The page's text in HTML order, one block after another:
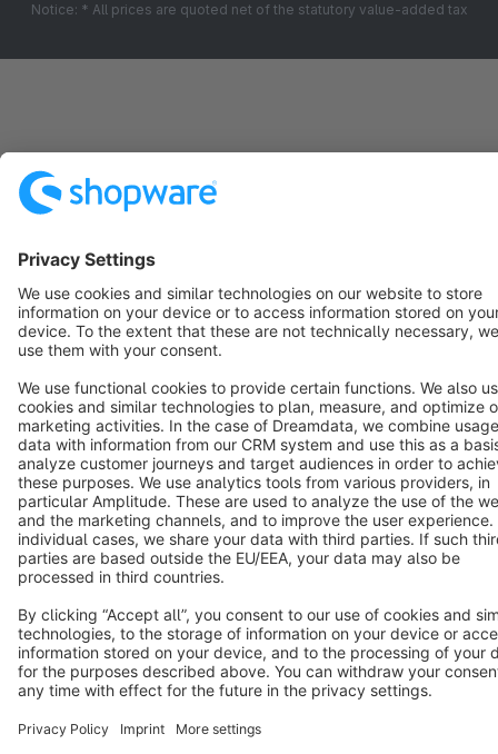
Notice: * All prices are quoted net of the statutory value-added tax